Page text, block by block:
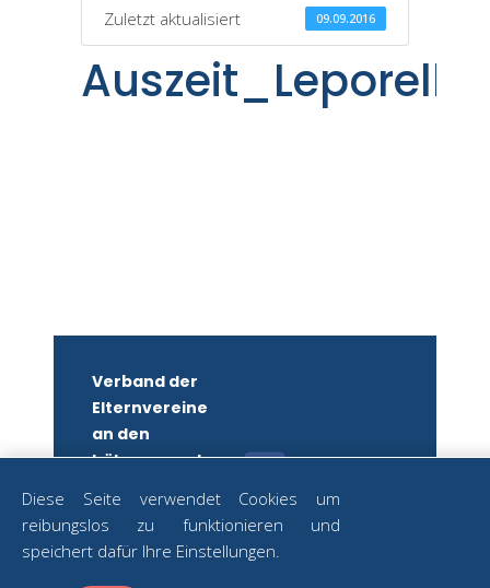
Zuletzt aktualisiert 09.09.2016
Verband der
Elternvereine
an den
höheren und
Diese Seite verwendet Cookies um
reibungslos zu funktionieren und
speichert dafür Ihre Einstellungen.